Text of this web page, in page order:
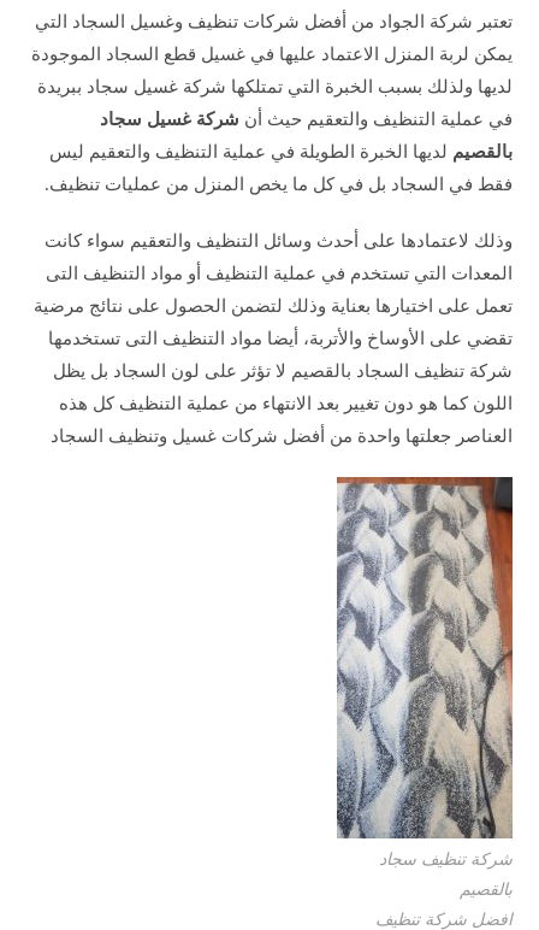
تعتبر شركة الجواد من أفضل شركات تنظيف وغسيل السجاد التي
يمكن لربة المنزل الاعتماد عليها في غسيل قطع السجاد الموجودة
لديها ولذلك بسبب الخبرة التي تمتلكها شركة غسيل سجاد ببريدة
في عملية التنظيف والتعقيم حيث أن شركة غسيل سجاد
بالقصيم لديها الخبرة الطويلة في عملية التنظيف والتعقيم ليس
فقط في السجاد بل في كل ما يخص المنزل من عمليات تنظيف.
وذلك لاعتمادها على أحدث وسائل التنظيف والتعقيم سواء كانت
المعدات التي تستخدم في عملية التنظيف أو مواد التنظيف التى
تعمل على اختيارها بعناية وذلك لتضمن الحصول على نتائج مرضية
تقضي على الأوساخ والأتربة، أيضا مواد التنظيف التى تستخدمها
شركة تنظيف السجاد بالقصيم لا تؤثر على لون السجاد بل يظل
اللون كما هو دون تغيير بعد الانتهاء من عملية التنظيف كل هذه
العناصر جعلتها واحدة من أفضل شركات غسيل وتنظيف السجاد
شركة تنظيف سجاد
بالقصيم
افضل شركة تنظيف